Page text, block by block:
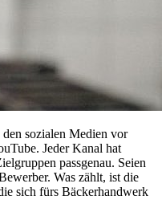
sozialen Medien vor
Jeder Kanal hat
passgenau. Seien
Was zählt, ist die
sich fürs Bäckerhandwerk